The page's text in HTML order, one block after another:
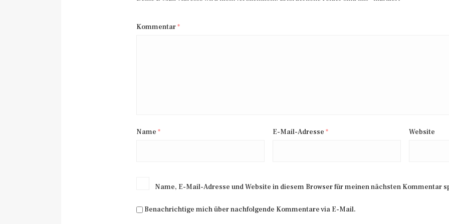
Kommentar*
Name * E-Mail-Adresse * Website
Name, E-Mail-Adresse und Website in diesem Browser für meinen nächsten Kommentar
Benachrichtige mich über nachfolgende Kommentare via E-Mail.